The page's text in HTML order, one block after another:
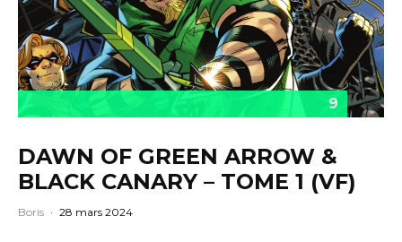
9
DAWN OF GREEN ARROW &
BLACK CANARY – TOME 1 (VF)
Boris · 28 mars 2024